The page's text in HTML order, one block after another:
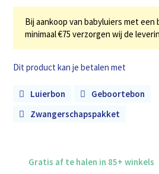
Bij aankoop van babyluiers met een
minimaal €75 verzorgen wij de
Dit product kan je betalen met
Luierbon
Geboortebon
Zwangerschapspakket
Gratis af te halen in 85+ winkels